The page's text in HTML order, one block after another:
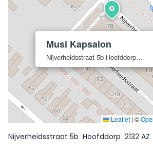
Musi Kapsalon
Nijverheidsstraat 5b Hoofddorp
Leaflet | ©
Nijverheidsstraat 5b Hoofddorp 2132 AZ